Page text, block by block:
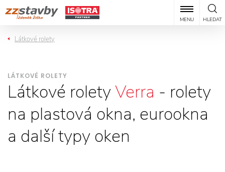
HLEDAT
MENU
Látkové rolety
LÁTKOVÉ ROLETY
Látkové roletyVerra - rolety
na plastová okna, eurookna
a další typy oken